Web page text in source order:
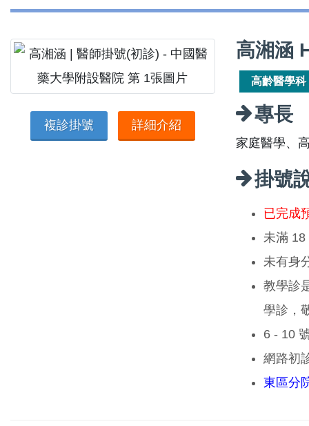
複診掛號 詳細介紹
高湘涵
高齡醫學科
專長
家庭醫學、
掛號
已完成
未滿 18
未有身
教學診
學診，
6 - 10
網路初
東區分